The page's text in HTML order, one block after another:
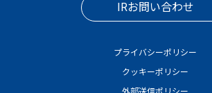
IRお問い合わせ
プライバシーポリシー
クッキーポリシー